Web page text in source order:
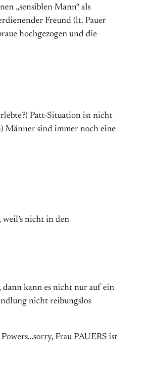
„sensiblen Mann“ als
Freund (lt. Pauer
hochgezogen und die
Patt-Situation ist nicht
Männer sind immer noch eine
nicht in den
dann kann es nicht nur auf ein
nicht reibungslos
Frau PAUERS ist